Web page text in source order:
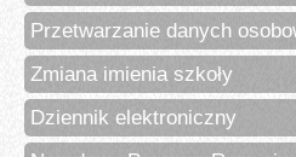
Przetwarzanie danych
Zmiana imienia szkoły
Dziennik elektroniczny